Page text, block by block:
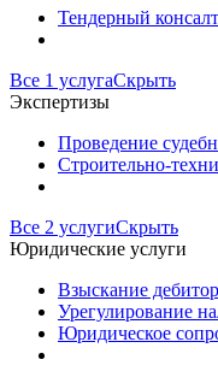
Тендерный
Все 1 услугаСкрыть
Экспертизы
Проведение
Строительно-
Все 2 услугиСкрыть
Юридические услуги
Взыскание
Урегулирование
Юридическое